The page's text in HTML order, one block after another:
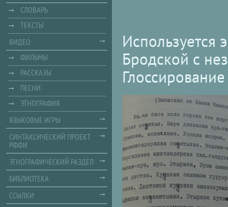
Используется
Бродской с
СЛОВАРЬ
ТЕКСТЫ
ВИДЕО
ФИЛЬМЫ
РАССКАЗЫ
ПЕСНИ
ЭТНОГРАФИЯ
ЯЗЫКОВЫЕ ИГРЫ
СИНТАКСИЧЕСКИЙ ПРОЕКТ
РФФИ
ЭТНОГРАФИЧЕСКИЙ РАЗДЕЛ
БИБЛИОТЕКА
ССЫЛКИ